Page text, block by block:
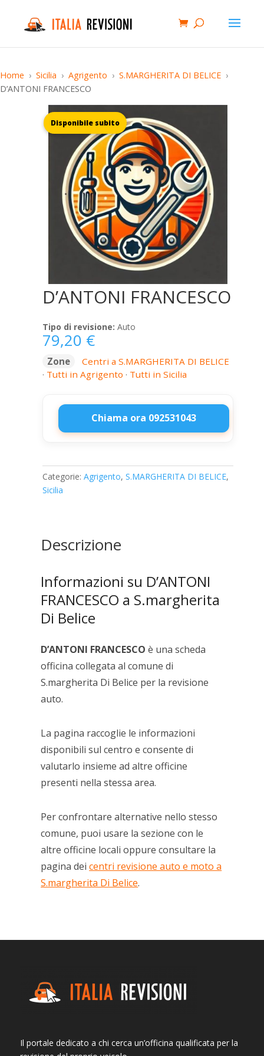
Home Sicilia Agrigento
S.MARGHERITA DI BELICE
D’ANTONI FRANCESCO
D’ANTONI FRANCESCO
Tipo di revisione: Auto
79,20 €
Zone
Centri a S.MARGHERITA DI BELICE
· Tutti in Agrigento · Tutti in Sicilia
Chiama ora 092531043
D'ANTONI
quantità
Categorie: Agrigento, S.MARGHERITA DI BELICE,
Sicilia
Descrizione
Informazioni su D’ANTONI
FRANCESCO a S.margherita
Di Belice
D’ANTONI FRANCESCO è una scheda
officina collegata al comune di
S.margherita Di Belice per la revisione
auto.
La pagina raccoglie le informazioni
disponibili sul centro e consente di
valutarlo insieme ad altre officine
presenti nella stessa area.
Per confrontare alternative nello stesso
comune, puoi usare la sezione con le
altre officine locali oppure consultare la
pagina deicentri revisione auto e moto a
S.margherita Di Belice.
Il portale dedicato a chi cerca un’officina qualificata per la